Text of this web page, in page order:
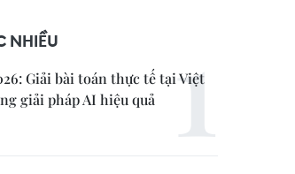
NHIỀU
Giải bài toán thực tế tại Việt
giải pháp AI hiệu quả